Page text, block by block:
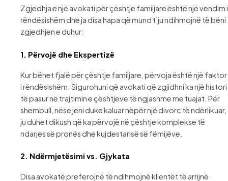
Zgjedhja e një avokati për çështje familjare është një vendim i
rëndësishëm dhe ja disa hapa që mund t’ju ndihmojnë të bëni
zgjedhjen e duhur:
1. Përvojë dhe Ekspertizë
Kur bëhet fjalë për çështje familjare, përvoja është një faktor
i rëndësishëm. Sigurohuni që avokati që zgjidhni ka një histori
të pasur në trajtimin e çështjeve të ngjashme me tuajat. Për
shembull, nëse jeni duke kaluar nëpër një divorc të ndërlikuar,
ju duhet dikush që ka përvojë në çështje komplekse të
ndarjes së pronës dhe kujdestarisë së fëmijëve.
2. Ndërmjetësimi vs. Gjykata
Disa avokatë preferojnë të ndihmojnë klientët të arrijnë